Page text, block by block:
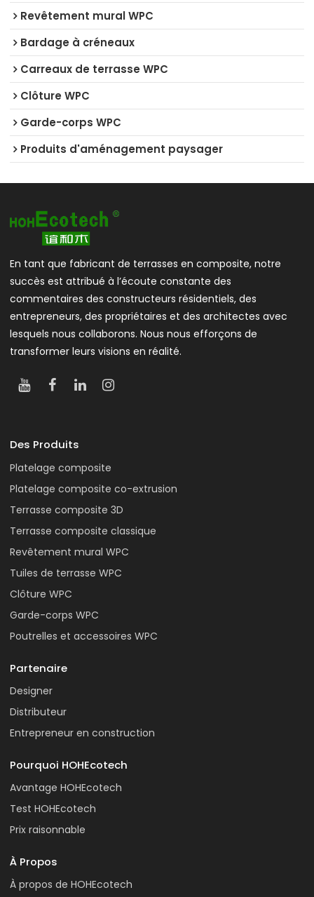
Revêtement mural WPC
Bardage à créneaux
Carreaux de terrasse WPC
Clôture WPC
Garde-corps WPC
Produits d'aménagement paysager
En tant que fabricant de terrasses en composite, notre
succès est attribué à l’écoute constante des
commentaires des constructeurs résidentiels, des
entrepreneurs, des propriétaires et des architectes avec
lesquels nous collaborons. Nous nous efforçons de
transformer leurs visions en réalité.
Des Produits
Platelage composite
Platelage composite co-extrusion
Terrasse composite 3D
Terrasse composite classique
Revêtement mural WPC
Tuiles de terrasse WPC
Clôture WPC
Garde-corps WPC
Poutrelles et accessoires WPC
Partenaire
Designer
Distributeur
Entrepreneur en construction
Pourquoi HOHEcotech
Avantage HOHEcotech
Test HOHEcotech
Prix raisonnable
À Propos
À propos de HOHEcotech